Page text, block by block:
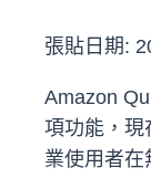
張貼日期:
Amazon
項功能，現
業使用者在